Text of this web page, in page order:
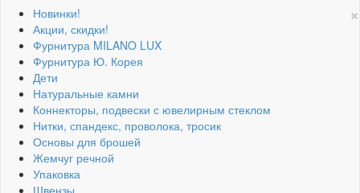
×
Новинки!
Акции, скидки!
Фурнитура MILANO LUX
Фурнитура Ю. Корея
Дети
Натуральные камни
Коннекторы, подвески с ювелирным стеклом
Нитки, спандекс, проволока, тросик
Основы для брошей
Жемчуг речной
Упаковка